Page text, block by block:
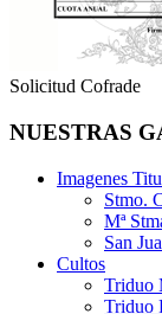
Solicitud Cofrade
NUESTRAS
Imagenes
Stmo.
Mª
San
Cultos
Triduo
Triduo